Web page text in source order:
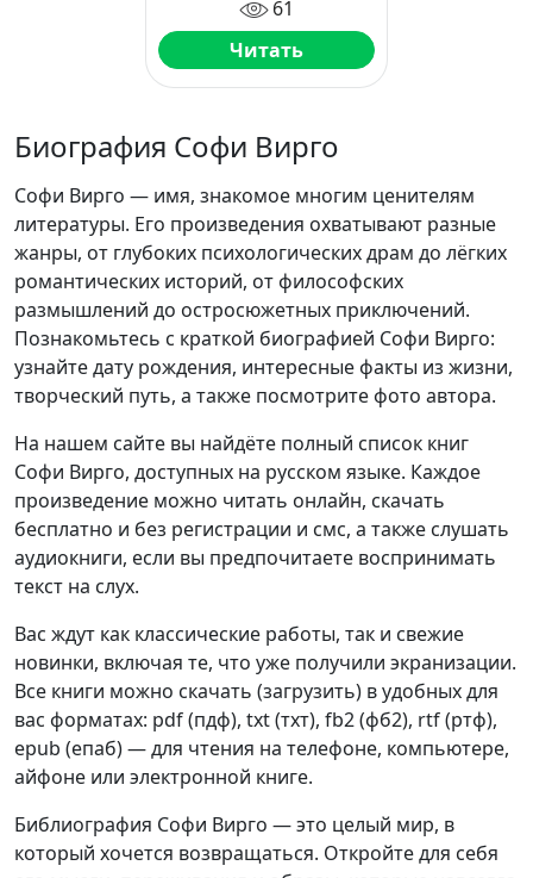
61
Читать
Биография Софи Вирго
Софи Вирго — имя, знакомое многим ценителям
литературы. Его произведения охватывают разные
жанры, от глубоких психологических драм до лёгких
романтических историй, от философских
размышлений до остросюжетных приключений.
Познакомьтесь с краткой биографией Софи Вирго:
узнайте дату рождения, интересные факты из жизни,
творческий путь, а также посмотрите фото автора.
На нашем сайте вы найдёте полный список книг
Софи Вирго, доступных на русском языке. Каждое
произведение можно читать онлайн, скачать
бесплатно и без регистрации и смс, а также слушать
аудиокниги, если вы предпочитаете воспринимать
текст на слух.
Вас ждут как классические работы, так и свежие
новинки, включая те, что уже получили экранизации.
Все книги можно скачать (загрузить) в удобных для
вас форматах: pdf (пдф), txt (тхт), fb2 (фб2), rtf (ртф),
epub (епаб) — для чтения на телефоне, компьютере,
айфоне или электронной книге.
Библиография Софи Вирго — это целый мир, в
который хочется возвращаться. Откройте для себя